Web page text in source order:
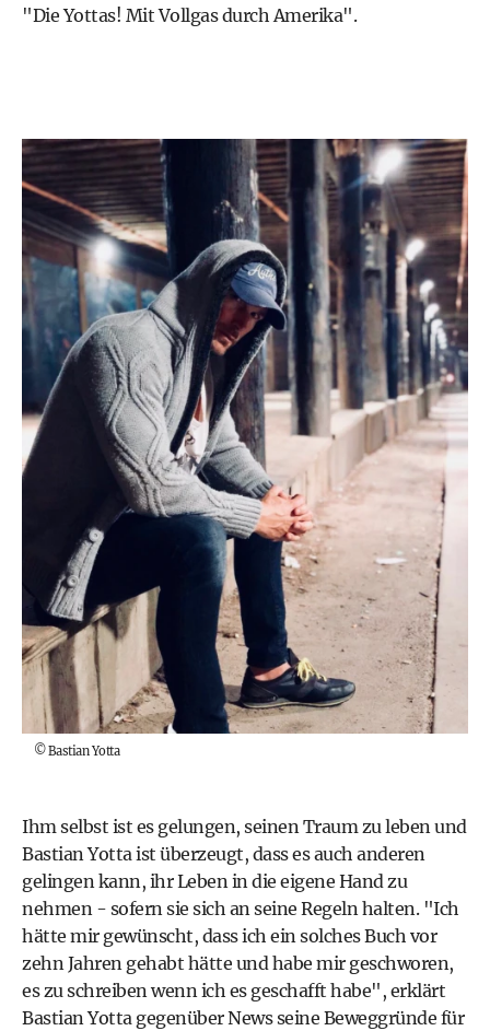
"Die Yottas! Mit Vollgas durch Amerika".
©Bastian Yotta
Ihm selbst ist es gelungen, seinen Traum zu leben und
Bastian Yotta ist überzeugt, dass es auch anderen
gelingen kann, ihr Leben in die eigene Hand zu
nehmen - sofern sie sich an seine Regeln halten. "Ich
hätte mir gewünscht, dass ich ein solches Buch vor
zehn Jahren gehabt hätte und habe mir geschworen,
es zu schreiben wenn ich es geschafft habe", erklärt
Bastian Yotta gegenüber News seine Beweggründe für